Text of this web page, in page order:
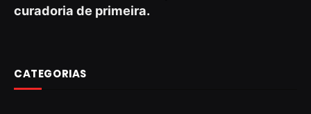
curadoria de primeira.
CATEGORIAS